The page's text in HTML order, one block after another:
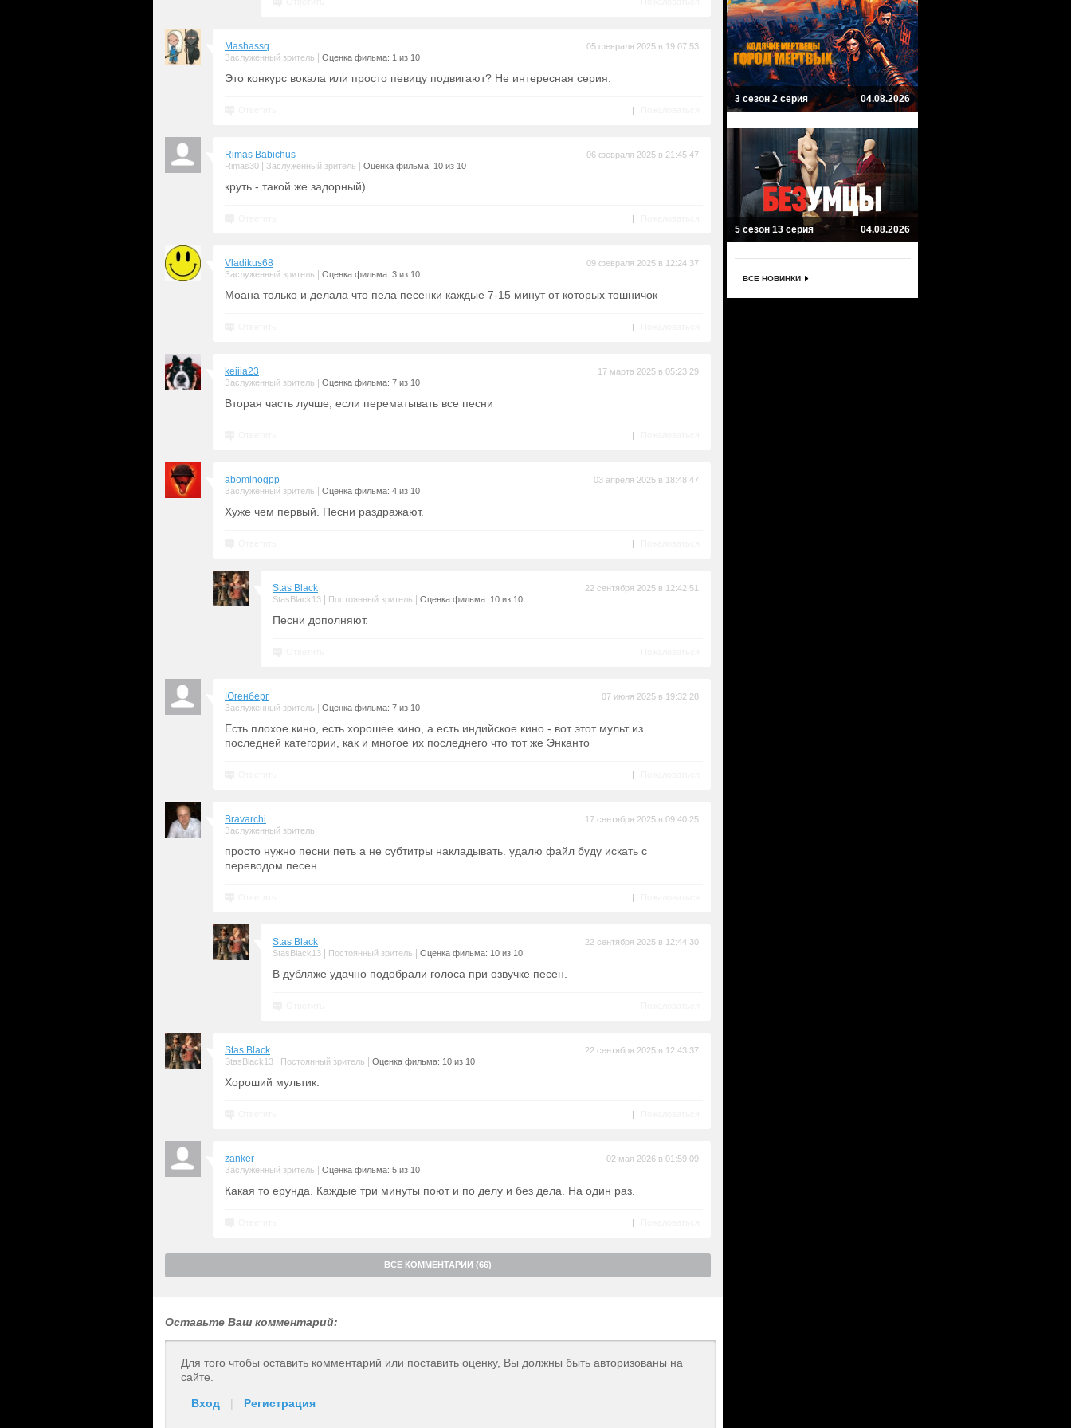
Mashassq
Заслуженный зритель Оценка фильма: 1 из 10
05 февраля 2025 в 19:07:53
Это конкурс вокала или просто певицу подвигают? Не интересная серия.
|
Rimas Babichus
Rimas30 Заслуженный зритель Оценка фильма: 10 из 10
06 февраля 2025 в 21:45:47
круть - такой же задорный)
|
Vladikus68
Заслуженный зритель Оценка фильма: 3 из 10
09 февраля 2025 в 12:24:37
Моана только и делала что пела песенки каждые 7-15 минут от которых тошничок
|
keiiia23
Заслуженный зритель Оценка фильма: 7 из 10
17 марта 2025 в 05:23:29
Вторая часть лучше, если перематывать все песни
|
abominogpp
Заслуженный зритель Оценка фильма: 4 из 10
03 апреля 2025 в 18:48:47
Хуже чем первый. Песни раздражают.
|
Stas Black
StasBlack13 Постоянный зритель Оценка фильма: 10 из 10
22 сентября 2025 в 12:42:51
Песни дополняют.
Югенберг
Заслуженный зритель Оценка фильма: 7 из 10
07 июня 2025 в 19:32:28
Есть плохое кино, есть хорошее кино, а есть индийское кино - вот этот мульт из
последней категории, как и многое их последнего что тот же Энканто
|
Bravarchi
Заслуженный зритель
17 сентября 2025 в 09:40:25
просто нужно песни петь а не субтитры накладывать. удалю файл буду искать с
переводом песен
|
Stas Black
StasBlack13 Постоянный зритель Оценка фильма: 10 из 10
22 сентября 2025 в 12:44:30
В дубляже удачно подобрали голоса при озвучке песен.
Stas Black
StasBlack13 Постоянный зритель Оценка фильма: 10 из 10
22 сентября 2025 в 12:43:37
Хороший мультик.
|
zanker
Заслуженный зритель Оценка фильма: 5 из 10
02 мая 2026 в 01:59:09
Какая то ерунда. Каждые три минуты поют и по делу и без дела. На один раз.
|
ВСЕ КОММЕНТАРИИ (66)
Оставьте Ваш комментарий:
Для того чтобы оставить комментарий или поставить оценку, Вы должны быть авторизованы на
сайте.
Вход | Регистрация
3 сезон 2 серия 04.08.2026
5 сезон 13 серия 04.08.2026
ВСЕ НОВИНКИ